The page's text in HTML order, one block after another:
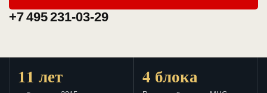
+7 495 231-03-29
11 лет 4 блока